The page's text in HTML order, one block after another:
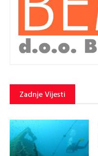
Zadnje Vijesti